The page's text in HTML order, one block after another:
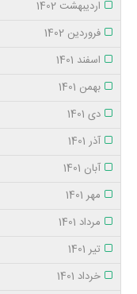
اردیبهشت 1402
فروردین 1402
اسفند 1401
بهمن 1401
دی 1401
آذر 1401
آبان 1401
مهر 1401
مرداد 1401
تیر 1401
خرداد 1401